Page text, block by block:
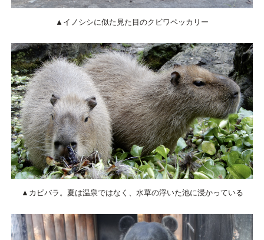
▲イノシシに似た見た目のクビワペッカリー
▲カピバラ。夏は温泉ではなく、水草の浮いた池に浸かっている